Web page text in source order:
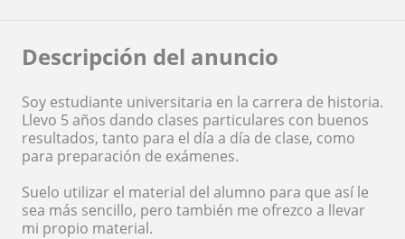
Descripción del anuncio
Soy estudiante universitaria en la carrera de historia.
Llevo 5 años dando clases particulares con buenos
resultados, tanto para el día a día de clase, como
para preparación de exámenes.
Suelo utilizar el material del alumno para que así le
sea más sencillo, pero también me ofrezco a llevar
mi propio material.